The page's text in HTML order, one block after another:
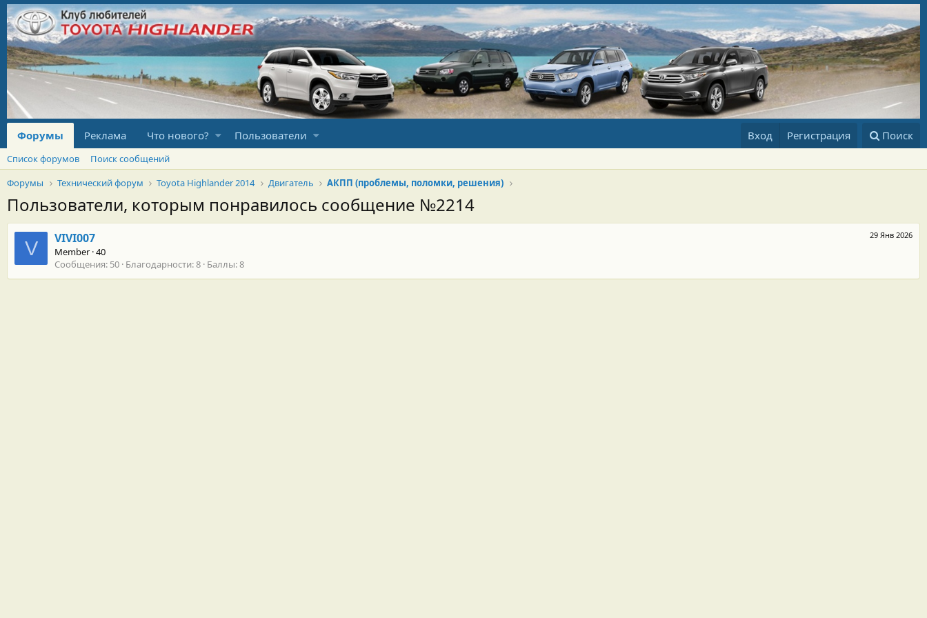
Форумы Реклама Что нового? Пользователи Вход Регистрация Поиск
Список форумов
Поиск сообщений
Форумы
Технический форум Toyota Highlander 2014 Двигатель АКПП (проблемы, поломки, решения)
Пользователи, которым понравилось сообщение №2214
V
29 Янв 2026
VIVI007
Member ·40
Сообщения 50 Благодарности 8 Баллы 8